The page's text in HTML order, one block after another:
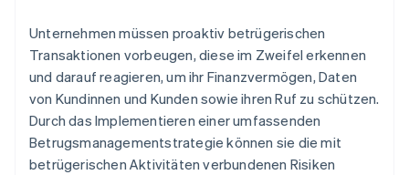
Unternehmen müssen proaktiv betrügerischen
Transaktionen vorbeugen, diese im Zweifel erkennen
und darauf reagieren, um ihr Finanzvermögen, Daten
von Kundinnen und Kunden sowie ihren Ruf zu schützen.
Durch das Implementieren einer umfassenden
Betrugsmanagementstrategie können sie die mit
betrügerischen Aktivitäten verbundenen Risiken